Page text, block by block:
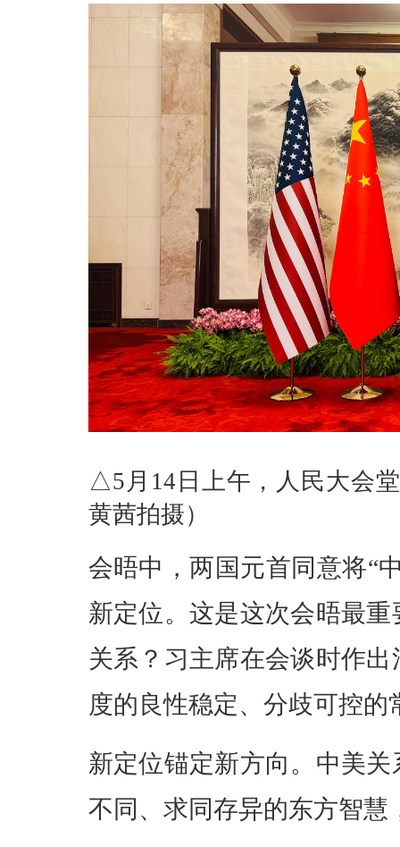
△5月14日上午，人民大会
黄茜拍摄）
会晤中，两国元首同意将“
新定位。这是这次会晤最
关系？习主席在会谈时作
度的良性稳定、分歧可控
新定位锚定新方向。中美
不同、求同存异的东方智